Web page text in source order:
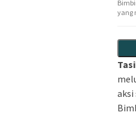
yang